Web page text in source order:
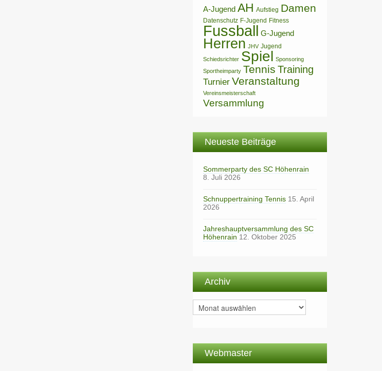
A-Jugend AH Aufstieg Damen
Datenschutz F-Jugend Fitness
Fussball G-Jugend
Herren JHV Jugend
Schiedsrichter Spiel Sponsoring
Sportheimparty Tennis Training
Turnier Veranstaltung
Vereinsmeisterschaft
Versammlung
Neueste Beiträge
Sommerparty des SC Höhenrain
8. Juli 2026
Schnuppertraining Tennis 15. April
2026
Jahreshauptversammlung des SC
Höhenrain 12. Oktober 2025
Archiv
Archiv
Webmaster